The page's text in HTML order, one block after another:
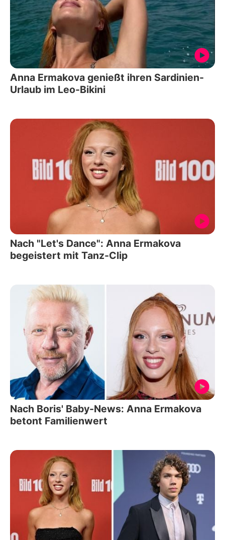
Anna Ermakova genießt ihren Sardinien-
Urlaub im Leo-Bikini
Nach "Let's Dance": Anna Ermakova
begeistert mit Tanz-Clip
Nach Boris' Baby-News: Anna Ermakova
betont Familienwert